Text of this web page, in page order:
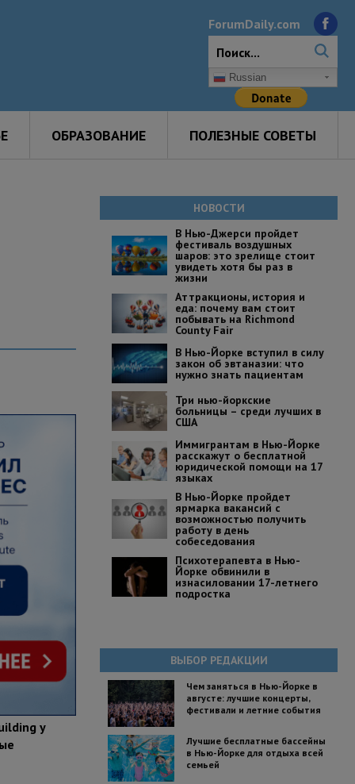
ForumDaily.com
Russian
ОБРАЗОВАНИЕ ПОЛЕЗНЫЕ СОВЕТЫ
у
НОВОСТИ
В Нью-Джерси пройдет
фестиваль воздушных
шаров: это зрелище стоит
увидеть хотя бы раз в
жизни
Аттракционы, история и
еда: почему вам стоит
побывать на Richmond
County Fair
В Нью-Йорке вступил в силу
закон об эвтаназии: что
нужно знать пациентам
Три нью-йоркские
больницы – среди лучших в
США
Иммигрантам в Нью-Йорке
расскажут о бесплатной
юридической помощи на 17
языках
В Нью-Йорке пройдет
ярмарка вакансий с
возможностью получить
работу в день
собеседования
Психотерапевта в Нью-
Йорке обвинили в
изнасиловании 17-летнего
подростка
ВЫБОР РЕДАКЦИИ
Чем заняться в Нью-Йорке в
августе: лучшие концерты,
фестивали и летние события
Лучшие бесплатные бассейны
в Нью-Йорке для отдыха всей
семьей